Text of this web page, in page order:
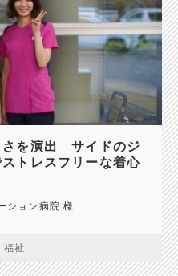
さを演出 サイドのジ
トレスフリーな着心
ション病院 様
福祉